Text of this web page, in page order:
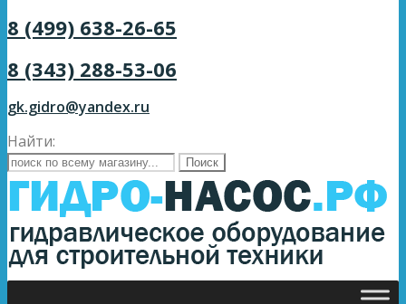
8 (499) 638-26-65
8 (343) 288-53-06
gk.gidro@yandex.ru
Найти: